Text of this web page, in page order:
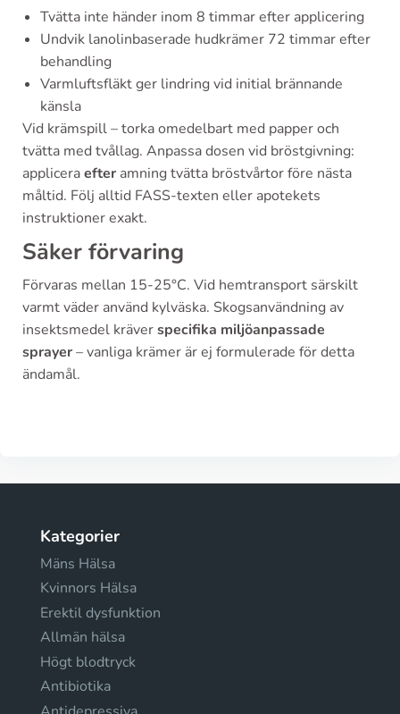
Tvätta inte händer inom 8 timmar efter applicering
Undvik lanolinbaserade hudkrämer 72 timmar efter
behandling
Varmluftsfläkt ger lindring vid initial brännande
känsla
Vid krämspill – torka omedelbart med papper och
tvätta med tvållag. Anpassa dosen vid bröstgivning:
appliceraefter amning tvätta bröstvårtor före nästa
måltid. Följ alltid FASS-texten eller apotekets
instruktioner exakt.
Säker förvaring
Förvaras mellan 15-25°C. Vid hemtransport särskilt
varmt väder använd kylväska. Skogsanvändning av
insektsmedel kräverspecifika miljöanpassade
sprayer– vanliga krämer är ej formulerade för detta
ändamål.
Kategorier
Mäns Hälsa
Kvinnors Hälsa
Erektil dysfunktion
Allmän hälsa
Högt blodtryck
Antibiotika